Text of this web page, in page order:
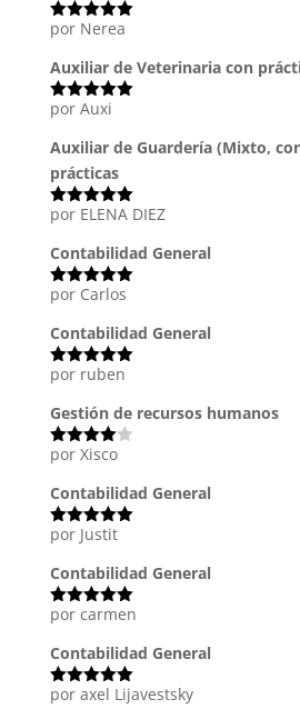
Valorado
por Nerea
Auxiliar de Veterinaria con
Valorado
por Auxi
Auxiliar de Guardería (Mixto,
prácticas
Valorado
por ELENA DIEZ
Contabilidad General
Valorado
por Carlos
Contabilidad General
Valorado
por ruben
Gestión de recursos humanos
Valorado
5
por Xisco
Contabilidad General
Valorado
por Justit
Contabilidad General
Valorado
por carmen
Contabilidad General
Valorado
por axel Lijavestsky